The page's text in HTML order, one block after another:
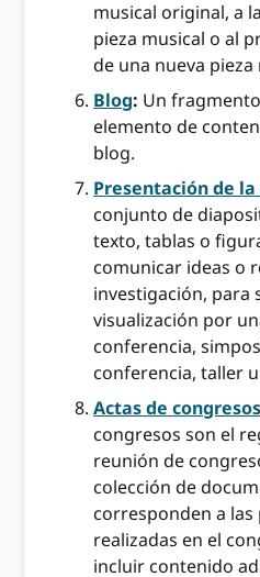
musical original, a
pieza musical o al
de una nueva pieza
Blog: Un
elemento de
blog.
Presentación de
conjunto de
texto, tablas o
comunicar ideas o
investigación, para
visualización por
conferencia,
conferencia, taller
Actas de congresos
congresos son el
reunión de
colección de
corresponden a
realizadas en el
incluir contenido